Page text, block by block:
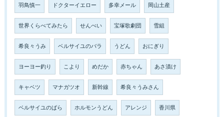
羽鳥慎一 ドクターイエロー 多幸メール 岡山土産
世界くらべてみたら せんべい 宝塚歌劇団 雪組
希良々うみ ベルサイユのバラ うどん おにぎり
ヨーヨー釣り こより めだか 赤ちゃん あさ漬け
キャベツ マナガツオ 新幹線 希良々うみさん
ベルサイユのばら ホルモンうどん アレンジ 香川県